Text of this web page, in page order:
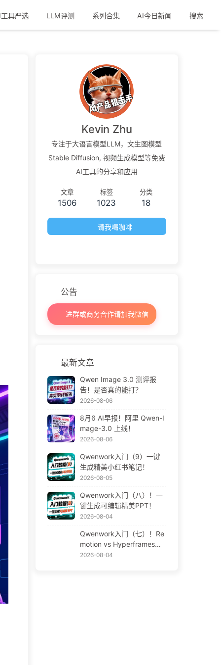
具严选 LLM评测 系列合集 AI今日新闻 搜索
Kevin Zhu
专注于大语言模型LLM，文生图模型
Stable Diffusion, 视频生成模型等免费
AI工具的分享和应用
文章
1506
标签
1023
分类
18
请我喝咖啡
公告
进群或商务合作请加我微信
最新文章
Qwen Image 3.0 测评报
告！是否真的能打？
2026-08-06
8月6 AI早报！阿里 Qwen-I
mage-3.0 上线！
2026-08-06
Qwenwork入门（9）一键
生成精美小红书笔记！
2026-08-05
Qwenwork入门（八）！一
键生成可编辑精美PPT！
2026-08-04
Qwenwork入门（七）！Re
motion vs Hyperframes！A
I视频神器！
2026-08-04